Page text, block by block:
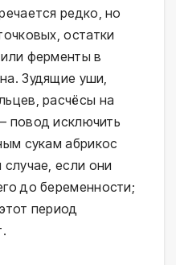
редко, но
остатки
ферменты в
Зудящие уши,
расчёсы на
повод исключить
сукам абрикос
если они
до беременности;
период